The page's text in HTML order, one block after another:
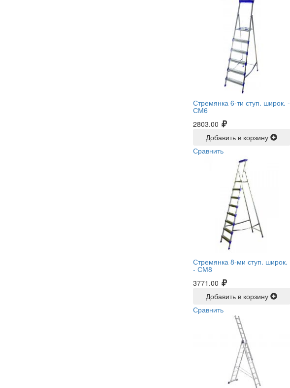
Стремянка 6-ти ступ. широк. -
СМ6
2803.00
Добавить в корзину
Сравнить
Стремянка 8-ми ступ. широк.
- СМ8
3771.00
Добавить в корзину
Сравнить